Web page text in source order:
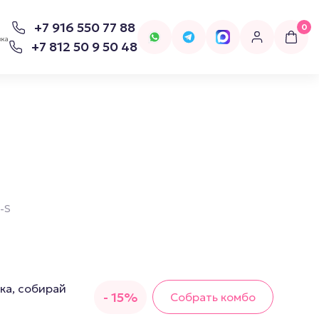
+7 916 550 77 88
+7 812 50 9 50 48
0
S
- 15%
собирай
Собрать комбо